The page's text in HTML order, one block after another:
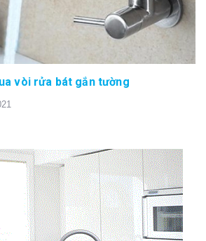
vòi rửa bát gắn tường